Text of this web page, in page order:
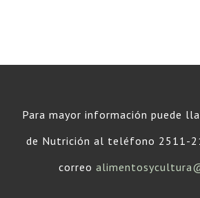
Para mayor información puede
de Nutrición al teléfono 2511-
correo